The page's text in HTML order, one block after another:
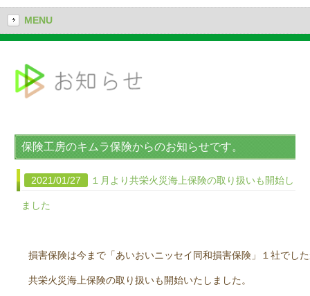
MENU
保険工房のキムラ保険からのお知らせです。
2021/01/27 １月より共栄火災海上保険の取り扱いも開始し
ました
損害保険は今まで「あいおいニッセイ同和損害保険」１社でし
共栄火災海上保険の取り扱いも開始いたしました。